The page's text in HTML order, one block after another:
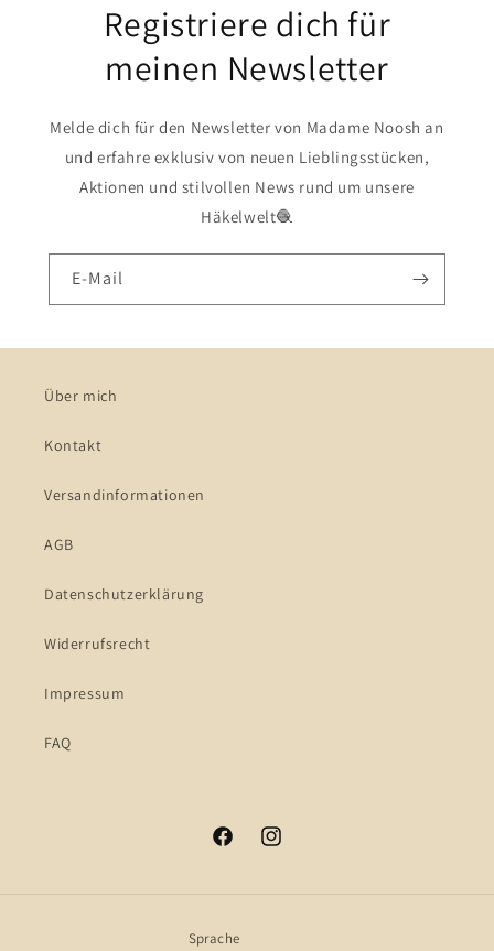
Registriere dich für
meinen Newsletter
Melde dich für den Newsletter von Madame Noosh an
und erfahre exklusiv von neuen Lieblingsstücken,
Aktionen und stilvollen News rund um unsere
Häkelwelt🧶
E-Mail
Über mich
Kontakt
Versandinformationen
AGB
Datenschutzerklärung
Widerrufsrecht
Impressum
FAQ
FacebookInstagram
Sprache